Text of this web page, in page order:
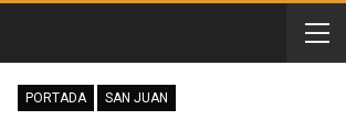
PORTADA SAN JUAN